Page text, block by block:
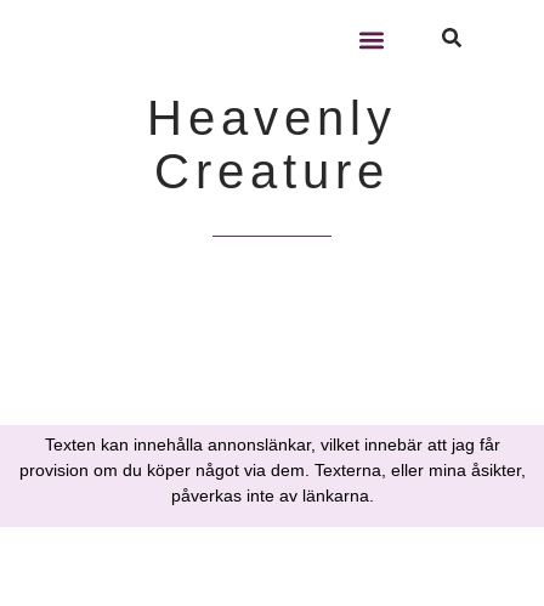
2012-06-15
Heavenly
Creature
Texten kan innehålla annonslänkar, vilket innebär att jag får
provision om du köper något via dem. Texterna, eller mina åsikter,
påverkas inte av länkarna.